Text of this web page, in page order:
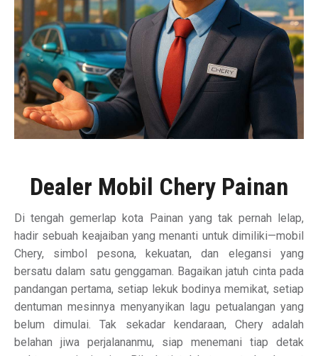
Dealer Mobil Chery Painan
Di tengah gemerlap kota Painan yang tak pernah lelap,
hadir sebuah keajaiban yang menanti untuk dimiliki—mobil
Chery, simbol pesona, kekuatan, dan elegansi yang
bersatu dalam satu genggaman. Bagaikan jatuh cinta pada
pandangan pertama, setiap lekuk bodinya memikat, setiap
dentuman mesinnya menyanyikan lagu petualangan yang
belum dimulai. Tak sekadar kendaraan, Chery adalah
belahan jiwa perjalananmu, siap menemani tiap detak